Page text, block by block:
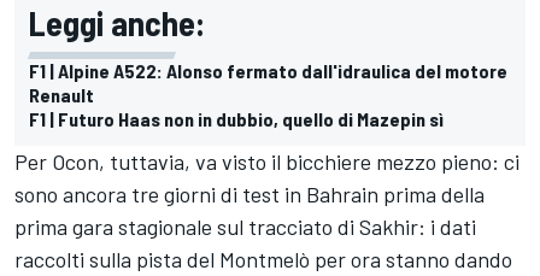
Leggi anche:
F1 | Alpine A522: Alonso fermato dall'idraulica del motore
Renault
F1 | Futuro Haas non in dubbio, quello di Mazepin sì
Per Ocon, tuttavia, va visto il bicchiere mezzo pieno: ci
sono ancora tre giorni di test in Bahrain prima della
prima gara stagionale sul tracciato di Sakhir: i dati
raccolti sulla pista del Montmelò per ora stanno dando